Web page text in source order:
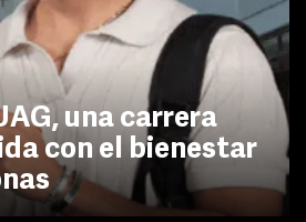
una carrera
con el bienestar